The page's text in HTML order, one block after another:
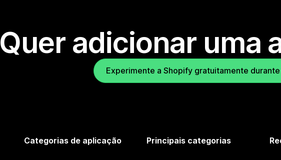
Quer adicionar uma
Experimente a Shopify gratuitamente
Categorias de aplicação Principais categorias